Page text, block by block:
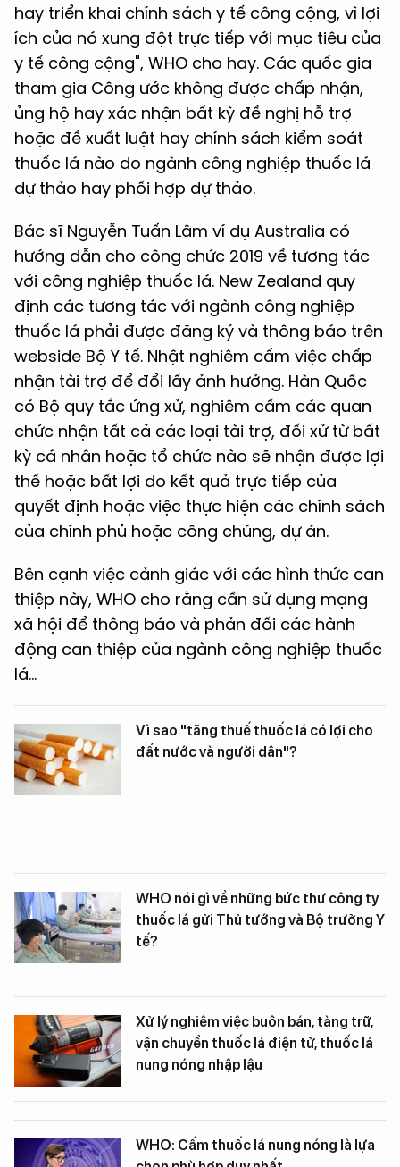
hay triển khai chính sách y tế công cộng, vì lợi
ích của nó xung đột trực tiếp với mục tiêu của
y tế công cộng", WHO cho hay. Các quốc gia
tham gia Công ước không được chấp nhận,
ủng hộ hay xác nhận bất kỳ đề nghị hỗ trợ
hoặc đề xuất luật hay chính sách kiểm soát
thuốc lá nào do ngành công nghiệp thuốc lá
dự thảo hay phối hợp dự thảo.
Bác sĩ Nguyễn Tuấn Lâm ví dụ Australia có
hướng dẫn cho công chức 2019 về tương tác
với công nghiệp thuốc lá. New Zealand quy
định các tương tác với ngành công nghiệp
thuốc lá phải được đăng ký và thông báo trên
webside Bộ Y tế. Nhật nghiêm cấm việc chấp
nhận tài trợ để đổi lấy ảnh hưởng. Hàn Quốc
có Bộ quy tắc ứng xử, nghiêm cấm các quan
chức nhận tất cả các loại tài trợ, đối xử từ bất
kỳ cá nhân hoặc tổ chức nào sẽ nhận được lợi
thế hoặc bất lợi do kết quả trực tiếp của
quyết định hoặc việc thực hiện các chính sách
của chính phủ hoặc công chúng, dự án.
Bên cạnh việc cảnh giác với các hình thức can
thiệp này, WHO cho rằng cần sử dụng mạng
xã hội để thông báo và phản đối các hành
động can thiệp của ngành công nghiệp thuốc
lá...
Vì sao "tăng thuế thuốc lá có lợi cho
đất nước và người dân"?
WHO nói gì về những bức thư công ty
thuốc lá gửi Thủ tướng và Bộ trưởng Y
tế?
Xử lý nghiêm việc buôn bán, tàng trữ,
vận chuyển thuốc lá điện tử, thuốc lá
nung nóng nhập lậu
WHO: Cấm thuốc lá nung nóng là lựa